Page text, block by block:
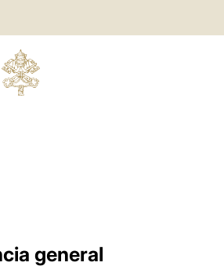
general